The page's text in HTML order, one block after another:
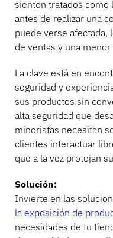
sienten tratados como
antes de realizar una
puede verse afectada,
de ventas y una
La clave está en
seguridad y
sus productos sin
alta seguridad que
minoristas necesitan
clientes interactuar
que a la vez protejan
Solución:
Invierte en las
la exposición de
necesidades de tu